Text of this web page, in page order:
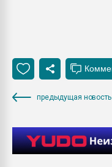
предыдущая новость